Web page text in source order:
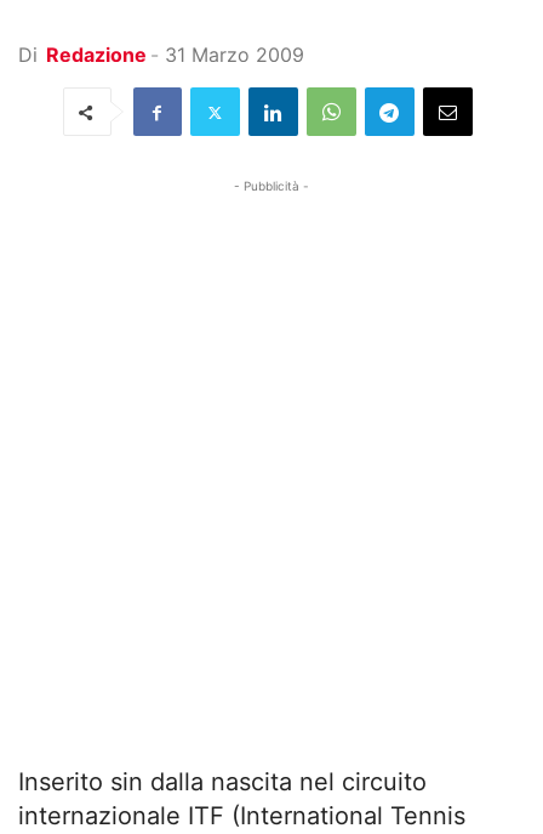
Di Redazione - 31 Marzo 2009
- Pubblicità -
Inserito sin dalla nascita nel circuito
internazionale ITF (International Tennis